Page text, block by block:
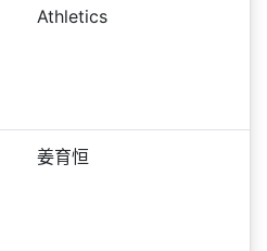
Athletics
姜育恒